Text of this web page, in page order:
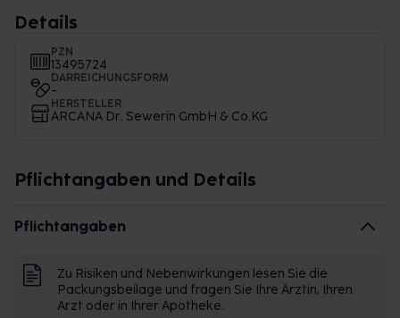
Details
PZN
13495724
DARREICHUNGSFORM
-
HERSTELLER
ARCANA Dr. Sewerin GmbH & Co.KG
Pflichtangaben und Details
Pflichtangaben
Zu Risiken und Nebenwirkungen lesen Sie die
Packungsbeilage und fragen Sie Ihre Ärztin, Ihren
Arzt oder in Ihrer Apotheke.